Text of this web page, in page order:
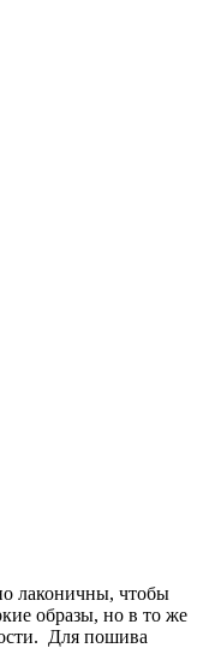
лаконичны, чтобы
образы, но в то же
Для пошива